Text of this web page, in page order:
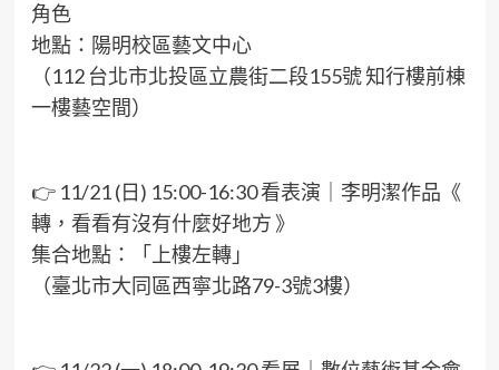
角色
地點：陽明校區藝文中心
（112 台北市北投區立農街二段155號 知行樓前棟
一樓藝空間）
👉 11/21 (日) 15:00-16:30 看表演｜李明潔作品《
轉，看看有沒有什麼好地方 》
集合地點：「上樓左轉」
（臺北市大同區西寧北路79-3號3樓）